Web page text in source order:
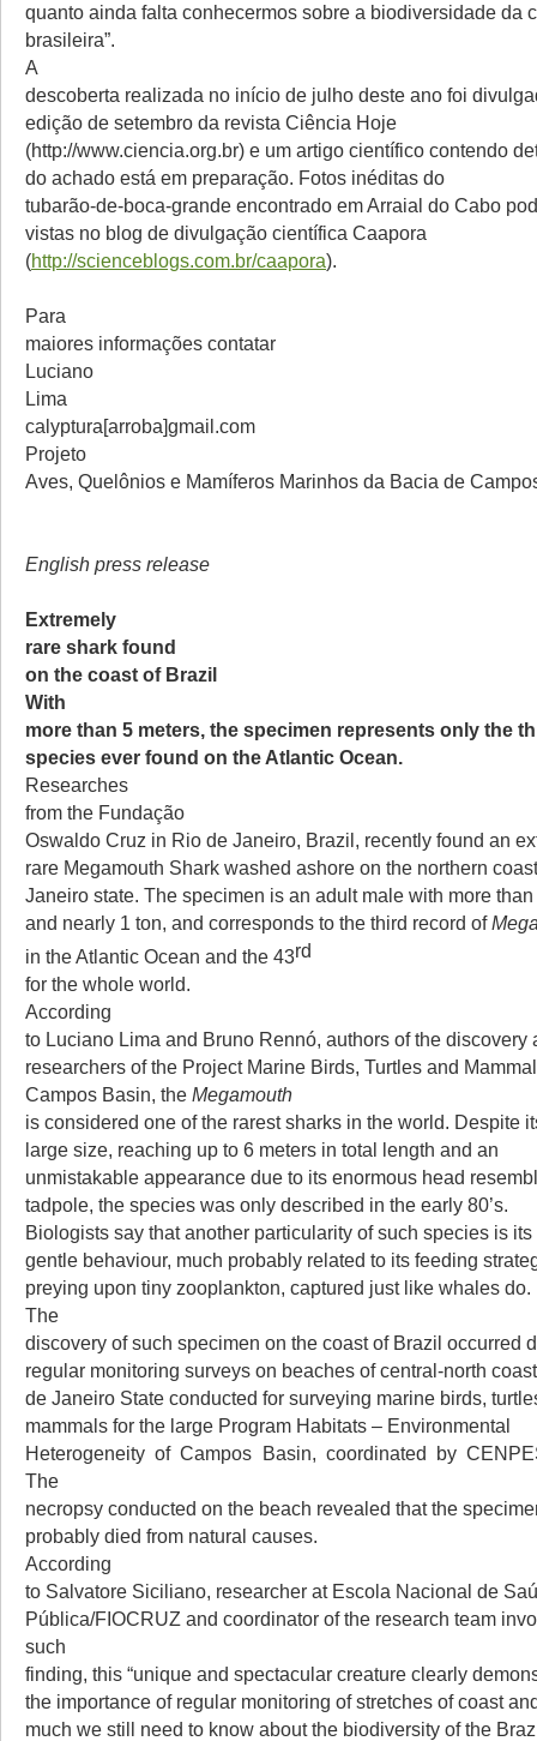
quanto ainda falta conhecermos sobre a biodiversidade da
brasileira”.
A
descoberta realizada no início de julho deste ano foi
edição de setembro da revista Ciência Hoje
(http://www.ciencia.org.br) e um artigo científico contendo
do achado está em preparação. Fotos inéditas do
tubarão-de-boca-grande encontrado em Arraial do Cabo
vistas no blog de divulgação científica Caapora
(http://scienceblogs.com.br/caapora).
Para
maiores informações contatar
Luciano
Lima
calyptura[arroba]gmail.com
Projeto
Aves, Quelônios e Mamíferos Marinhos da Bacia de
English press release
Extremely
rare shark found
on the coast of Brazil
With
more than 5 meters, the specimen represents only the
species ever found on the Atlantic Ocean.
Researches
from the Fundação
Oswaldo Cruz in Rio de Janeiro, Brazil, recently found an
rare Megamouth Shark washed ashore on the northern
Janeiro state. The specimen is an adult male with more
and nearly 1 ton, and corresponds to the third record of
in the Atlantic Ocean and the 43rd
for the whole world.
According
to Luciano Lima and Bruno Rennó, authors of the discovery
researchers of the Project Marine Birds, Turtles and
Campos Basin, the Megamouth
is considered one of the rarest sharks in the world. Despite
large size, reaching up to 6 meters in total length and an
unmistakable appearance due to its enormous head
tadpole, the species was only described in the early 80’s.
Biologists say that another particularity of such species is its
gentle behaviour, much probably related to its feeding
preying upon tiny zooplankton, captured just like whales do.
The
discovery of such specimen on the coast of Brazil occurred
regular monitoring surveys on beaches of central-north
de Janeiro State conducted for surveying marine birds,
mammals for the large Program Habitats – Environmental
Heterogeneity of Campos Basin, coordinated by
The
necropsy conducted on the beach revealed that the
probably died from natural causes.
According
to Salvatore Siciliano, researcher at Escola Nacional de
Pública/FIOCRUZ and coordinator of the research team
such
finding, this “unique and spectacular creature clearly
the importance of regular monitoring of stretches of coast
much we still need to know about the biodiversity of the